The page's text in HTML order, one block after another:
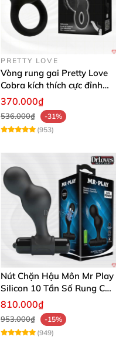
PRETTY LOVE
Vòng rung gai Pretty Love
Cobra kích thích cực đỉnh
trải nghiệm
370.000₫
536.000₫
-31%
(953)
Nút Chặn Hậu Môn Mr Play
Silicon 10 Tần Số Rung Cao
Cấp
810.000₫
953.000₫
-15%
(949)